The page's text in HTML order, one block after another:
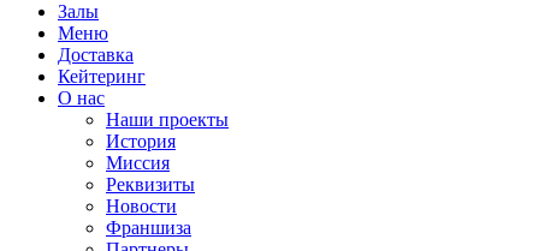
Залы
Меню
Доставка
Кейтеринг
О нас
Наши проекты
История
Миссия
Реквизиты
Новости
Франшиза